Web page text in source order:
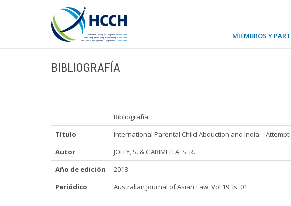
MIEMBROS Y
BIBLIOGRAFÍA
Bibliografía
Título
International Parental Child Abduction and India –
Autor
JOLLY, S. & GARIMELLA, S. R.
Año de edición
2018
Periódico
Australian Journal of Asian Law, Vol 19, Is. 01